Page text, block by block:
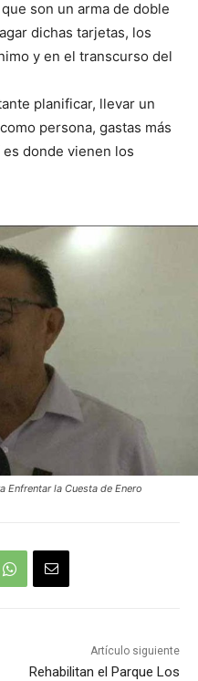
son un arma de doble
dichas tarjetas, los
y en el transcurso del
planificar, llevar un
persona, gastas más
donde vienen los
Enfrentar la Cuesta de Enero
Artículo siguiente
Rehabilitan el Parque Los